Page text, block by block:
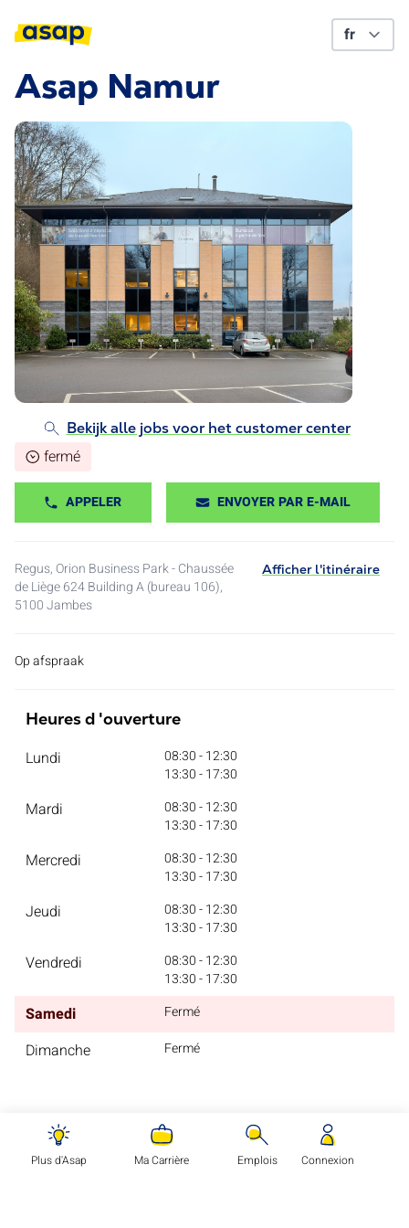
Asap Namur
Bekijk alle jobs voor het customer center
fermé
APPELER ENVOYER PAR E-MAIL
Regus, Orion Business Park - Chaussée
de Liège 624 Building A (bureau 106),
5100Jambes
Afficher l'itinéraire
Op afspraak
Heures d 'ouverture
Lundi
08:30 - 12:30
13:30 - 17:30
Mardi
08:30 - 12:30
13:30 - 17:30
Mercredi
08:30 - 12:30
13:30 - 17:30
Jeudi
08:30 - 12:30
13:30 - 17:30
Vendredi
08:30 - 12:30
13:30 - 17:30
Samedi Fermé
Dimanche Fermé
Plus d'Asap Ma Carrière Emplois Connexion